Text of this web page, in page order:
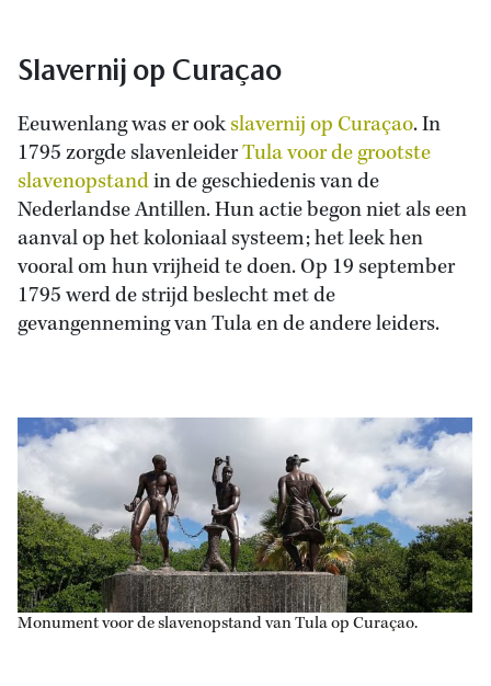
Slavernij op Curaçao
Eeuwenlang was er ookslavernij op Curaçao. In
1795 zorgde slavenleiderTula voor de grootste
slavenopstandin de geschiedenis van de
Nederlandse Antillen. Hun actie begon niet als een
aanval op het koloniaal systeem; het leek hen
vooral om hun vrijheid te doen. Op 19 september
1795 werd de strijd beslecht met de
gevangenneming van Tula en de andere leiders.
Monument voor de slavenopstand van Tula op Curaçao.